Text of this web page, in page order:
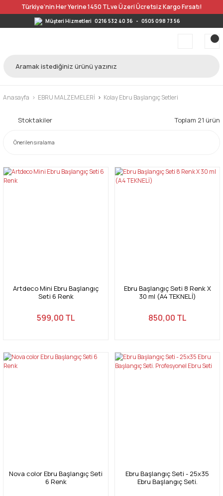
Türkiye’nin Her Yerine 1450 TL ve Üzeri Ücretsiz Kargo Fırsatı!
Müşteri Hizmetleri 0216 532 40 36 - 0505 098 73 56
Anasayfa EBRU MALZEMELERİ Kolay Ebru Başlangıç Setleri
Stoktakiler Toplam 21 ürün
Artdeco Mini Ebru Başlangıç
Seti 6 Renk
599,00 TL
Ebru Başlangıç Seti 8 Renk X
30 ml (A4 TEKNELİ)
850,00 TL
Nova color Ebru Başlangıç Seti
6 Renk
Ebru Başlangıç Seti - 25x35
Ebru Başlangıç Seti.